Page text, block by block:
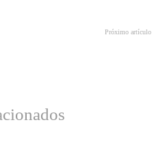
Próximo artículo